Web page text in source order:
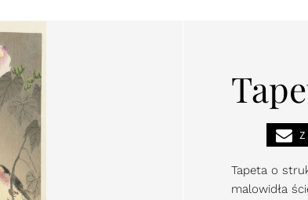
Tapeta o
malowidła